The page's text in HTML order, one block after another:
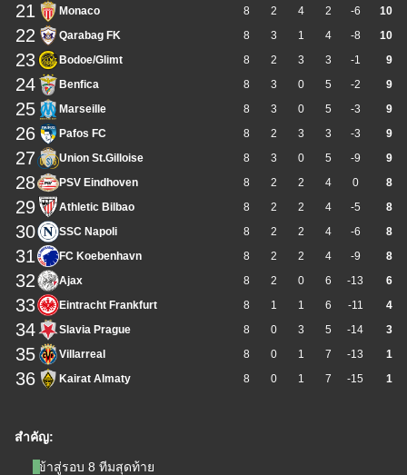
สำคัญ:
เข้าสู่รอบ 8 ทีมสุดท้าย
21 Monaco 8 2 4 2 -6 10
22 Qarabag FK 8 3 1 4 -8 10
23 Bodoe/Glimt 8 2 3 3 -1 9
24 Benfica 8 3 0 5 -2 9
25 Marseille 8 3 0 5 -3 9
26 Pafos FC 8 2 3 3 -3 9
27 Union St.Gilloise 8 3 0 5 -9 9
28 PSV Eindhoven 8 2 2 4 0 8
29 Athletic Bilbao 8 2 2 4 -5 8
30 SSC Napoli 8 2 2 4 -6 8
31 FC Koebenhavn 8 2 2 4 -9 8
32 Ajax 8 2 0 6 -13 6
33 Eintracht Frankfurt 8 1 1 6 -11 4
34 Slavia Prague 8 0 3 5 -14 3
35 Villarreal 8 0 1 7 -13 1
36 Kairat Almaty 8 0 1 7 -15 1